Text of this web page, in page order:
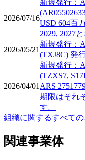
2026/07/16
新規発行：
USD 604百
2029, 2027
2026/05/21
新規発行：
(TXJ8C) 発
2026/04/01
新規発行：
(TZXS7,
ARS
期限はそれ
す。
組織に関するすべての
関連事業体